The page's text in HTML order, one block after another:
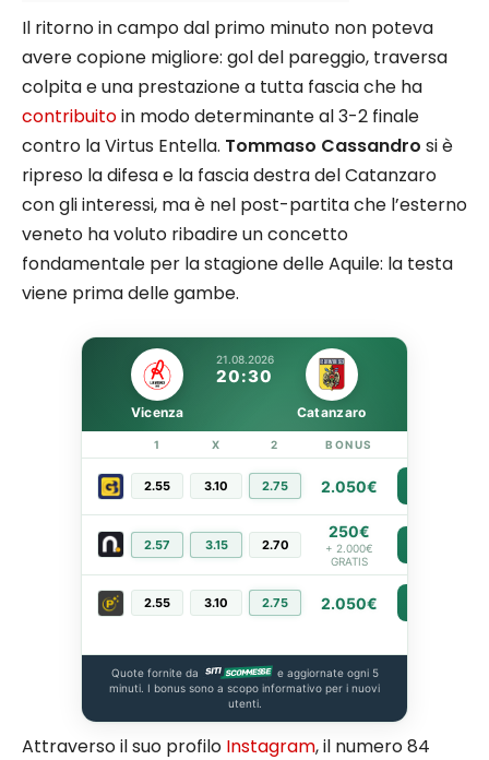
Il ritorno in campo dal primo minuto non poteva
avere copione migliore: gol del pareggio, traversa
colpita e una prestazione a tutta fascia che ha
contribuitoin modo determinante al 3-2 finale
contro la Virtus Entella. Tommaso Cassandro si è
ripreso la difesa e la fascia destra del Catanzaro
con gli interessi, ma è nel post-partita che l’esterno
veneto ha voluto ribadire un concetto
fondamentale per la stagione delle Aquile: la testa
viene prima delle gambe.
21.08.2026
20:30
Vicenza Catanzaro
1 X 2 BONUS
2.55 3.10 2.75 2.050€
2.57 3.15 2.70
250€
+ 2.000€
GRATIS
2.55 3.10 2.75 2.050€
Quote fornite da
e aggiornate ogni 5
minuti. I bonus sono a scopo informativo per i nuovi
utenti.
Attraverso il suo profilo Instagram, il numero 84